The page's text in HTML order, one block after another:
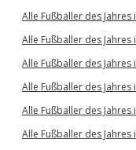
Alle Fußballer des Jahres
Alle Fußballer des Jahres
Alle Fußballer des Jahres
Alle Fußballer des Jahres
Alle Fußballer des Jahres
Alle Fußballer des Jahres